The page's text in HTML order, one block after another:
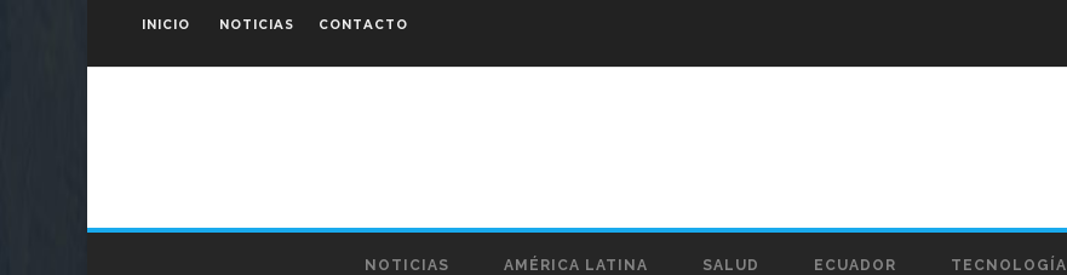
INICIO NOTICIAS CONTACTO
NOTICIAS AMÉRICA LATINA SALUD ECUADOR TECNOLOGÍA